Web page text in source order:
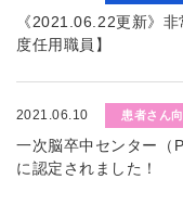
《2021.06.22更新》
度任用職員】
2021.06.10 患者さん
一次脳卒中センター
に認定されました！